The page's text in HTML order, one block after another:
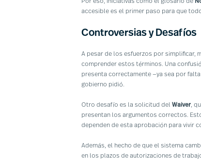
Por eso, iniciativas como el glosario de
accesible es el primer paso para que
Controversias y Desafíos
A pesar de los esfuerzos por simplificar,
comprender estos términos. Una
presenta correctamente —ya sea por
gobierno pidió.
Otro desafío es la solicitud del Waiver,
presentan los argumentos correctos.
dependen de esta aprobación para vivir
Además, el hecho de que el sistema
en los plazos de autorizaciones de